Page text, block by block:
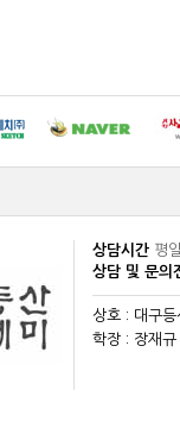
상담시간 평
상담 및 문의
상호 : 대구등
학장 : 장재규